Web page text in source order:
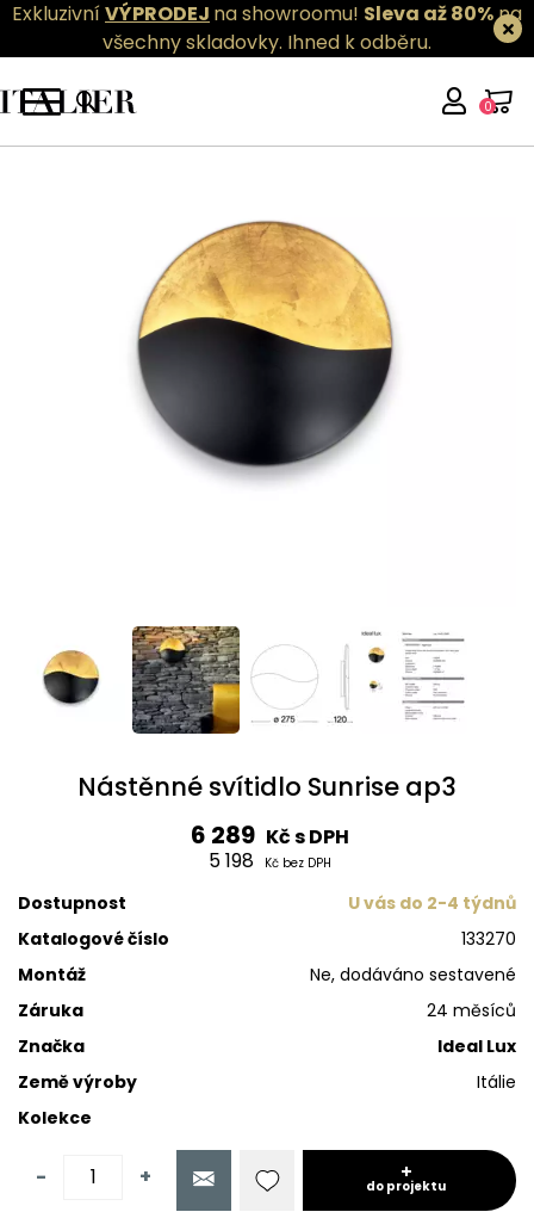
ExkluzivníVÝPRODEJ na showroomu! Sleva až 80%na
všechny skladovky. Ihned k odběru.
0
Nástěnné svítidlo Sunrise ap3
6 289 Kč s DPH
5 198
Kč bez DPH
Dostupnost
U vás do 2-4 týdnů
Katalogové číslo
133270
Montáž
Ne, dodáváno sestavené
Záruka
24 měsíců
Značka
Ideal Lux
Země výroby
Itálie
Kolekce
- + do projektu